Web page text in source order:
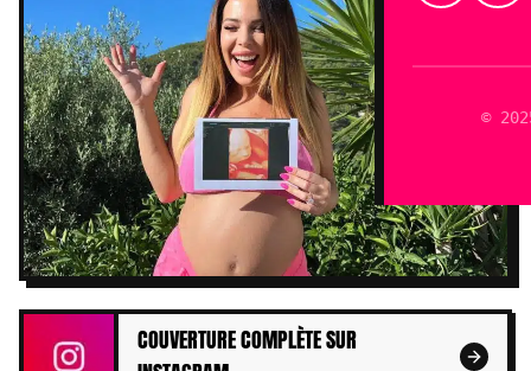
©
COUVERTURE COMPLÈTE SUR